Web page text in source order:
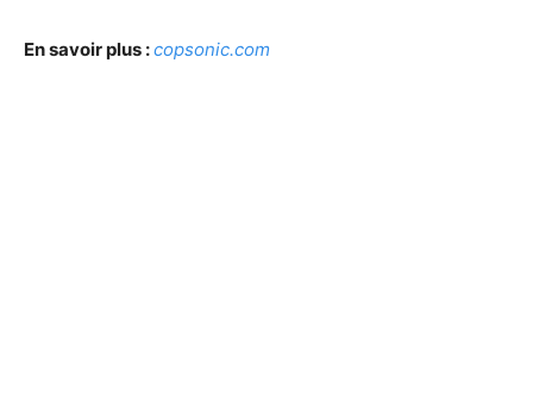
En savoir plus :copsonic.com